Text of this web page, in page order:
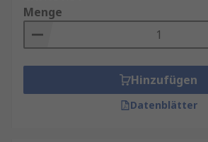
Menge
Hinzufügen
Datenblätter